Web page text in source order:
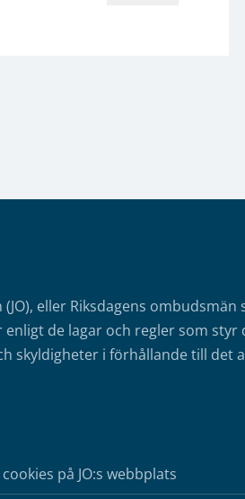
eller Riksdagens
de lagar och regler som
skyldigheter i förhållande till det
på JO:s webbplats